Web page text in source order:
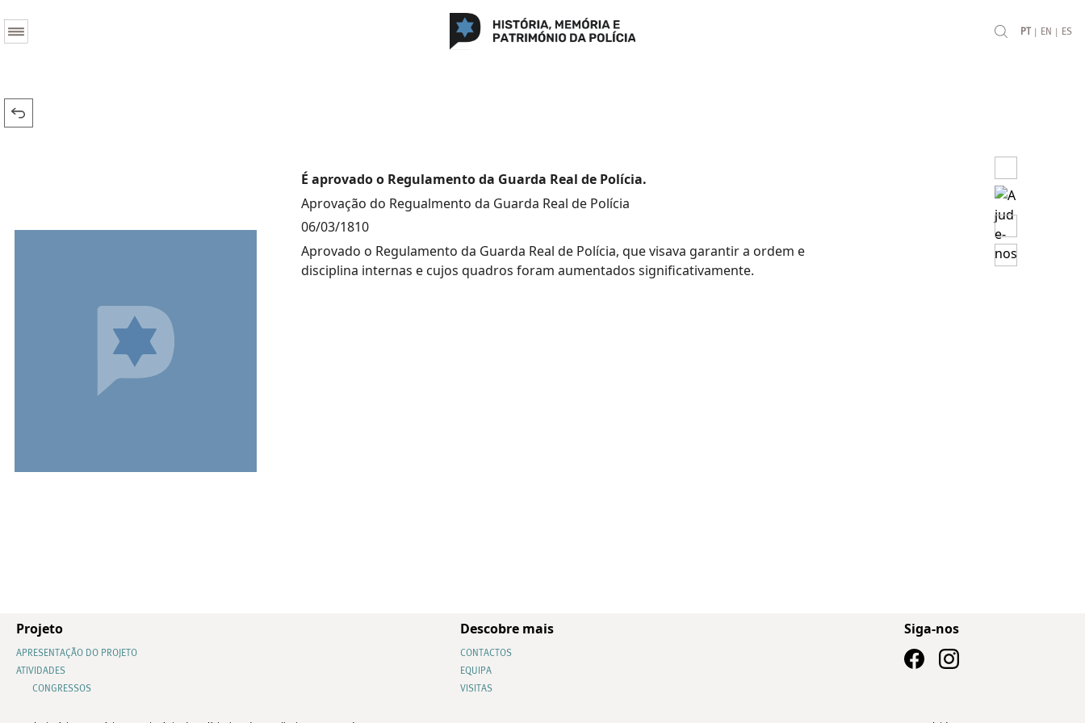
PT | EN | ES
É aprovado o Regulamento da Guarda Real de Polícia.
Aprovação do Regualmento da Guarda Real de Polícia
06/03/1810
Aprovado o Regulamento da Guarda Real de Polícia, que visava garantir a ordem e
disciplina internas e cujos quadros foram aumentados significativamente.
Projeto
APRESENTAÇÃO DO PROJETO
ATIVIDADES
CONGRESSOS
Descobre mais
CONTACTOS
EQUIPA
VISITAS
Siga-nos